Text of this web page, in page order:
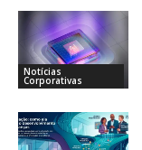
Notícias
Corporativas